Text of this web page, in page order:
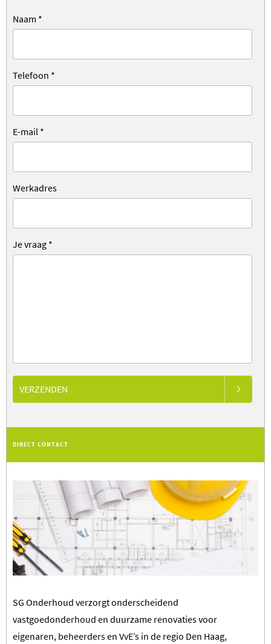
Naam *
Telefoon *
E-mail *
Werkadres
Je vraag *
VERZENDEN
DIRECT CONTACT
SG Onderhoud verzorgt onderscheidend
vastgoedonderhoud en duurzame renovaties voor
eigenaren, beheerders en VvE’s in de regio Den Haag,